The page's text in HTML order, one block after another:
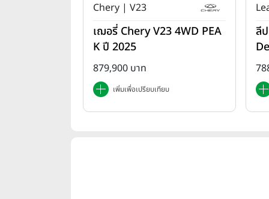
Chery | V23
เฌอรี่ Chery V23 4WD PEA
K ปี 2025
879,900 บาท
เพิ่มเพื่อเปรียบเทียบ
ลี